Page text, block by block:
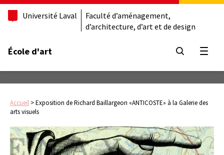
Université Laval
Faculté d’aménagement,
d’architecture, d’art et de design
École d'art
Accueil >Exposition de Richard Baillargeon «ANTICOSTE» à la Galerie des
arts visuels